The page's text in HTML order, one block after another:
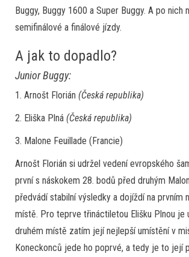
Buggy, Buggy 1600 a Super Buggy. A po nich
semifinálové a finálové jízdy.
A jak to dopadlo?
Junior Buggy:
1. Arnošt Florián (Česká republika)
2. Eliška Plná (Česká republika)
3. Malone Feuillade (Francie)
Arnošt Florián si udržel vedení evropského
první s náskokem 28. bodů před druhým
předvádí stabilní výsledky a dojíždí na prvním
místě. Pro teprve třináctiletou Elišku Plnou je
druhém místě zatím její nejlepší umístění v
Koneckonců jede ho poprvé, a tedy je to její